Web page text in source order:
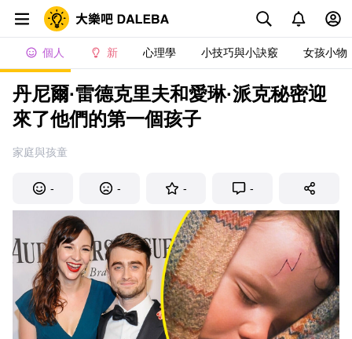
個人 新 心理學 小技巧與小訣竅 女孩小物
丹尼爾·雷德克里夫和愛琳·派克秘密迎
來了他們的第一個孩子
家庭與孩童
- - - -